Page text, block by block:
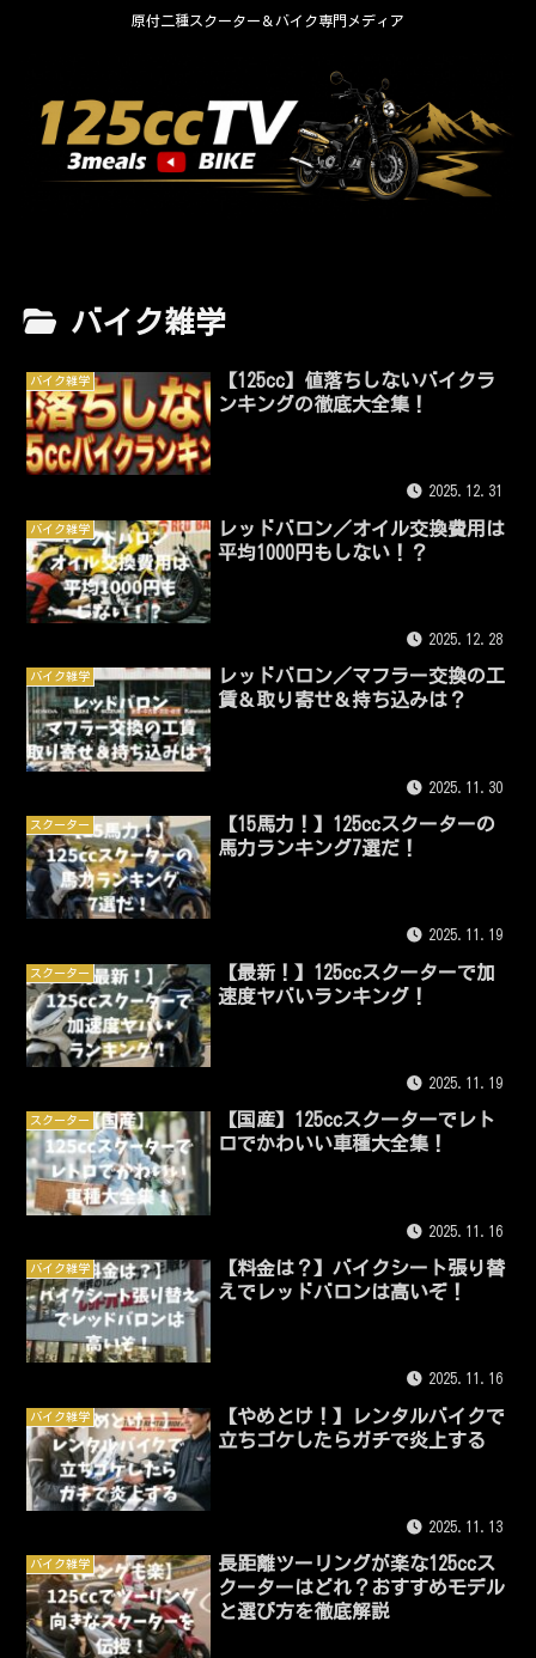
原付二種スクーター＆バイク専門メディア
バイク雑学
バイク雑学
【125cc】値落ちしないバイクラ
ンキングの徹底大全集！
2025.12.31
バイク雑学
レッドバロン／オイル交換費用は
平均1000円もしない！？
2025.12.28
バイク雑学
レッドバロン／マフラー交換の工
賃＆取り寄せ＆持ち込みは？
2025.11.30
スクーター
【15馬力！】125ccスクーターの
馬力ランキング7選だ！
2025.11.19
スクーター
【最新！】125ccスクーターで加
速度ヤバいランキング！
2025.11.19
スクーター
【国産】125ccスクーターでレト
ロでかわいい車種大全集！
2025.11.16
バイク雑学
【料金は？】バイクシート張り替
えでレッドバロンは高いぞ！
2025.11.16
バイク雑学
【やめとけ！】レンタルバイクで
立ちゴケしたらガチで炎上する
2025.11.13
バイク雑学
長距離ツーリングが楽な125ccス
クーターはどれ？おすすめモデル
と選び方を徹底解説